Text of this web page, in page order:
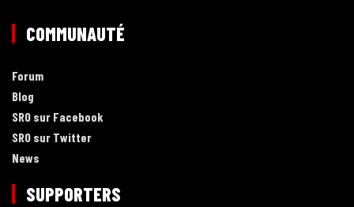
COMMUNAUTÉ
Forum
Blog
SRO sur Facebook
SRO sur Twitter
News
SUPPORTERS